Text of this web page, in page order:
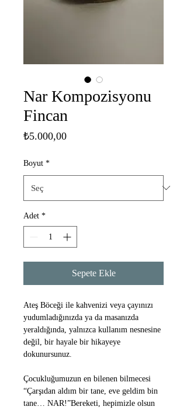
Nar Kompozisyonu
Fincan
₺5.000,00Fiyat
Boyut *
Adet *
Sepete Ekle
Ateş Böceği ile kahvenizi veya çayınızı
yudumladığınızda ya da masanızda
yeraldığında, yalnızca kullanım nesnesine
değil, bir hayale bir hikayeye
dokunursunuz.
Çocukluğumuzun en bilenen bilmecesi
“Çarşıdan aldım bir tane, eve geldim bin
tane… NAR!”Bereketi, hepimizle olsun